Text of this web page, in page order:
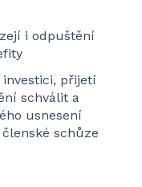
i odpuštění
investici, přijetí
schválit a
usnesení
schůze